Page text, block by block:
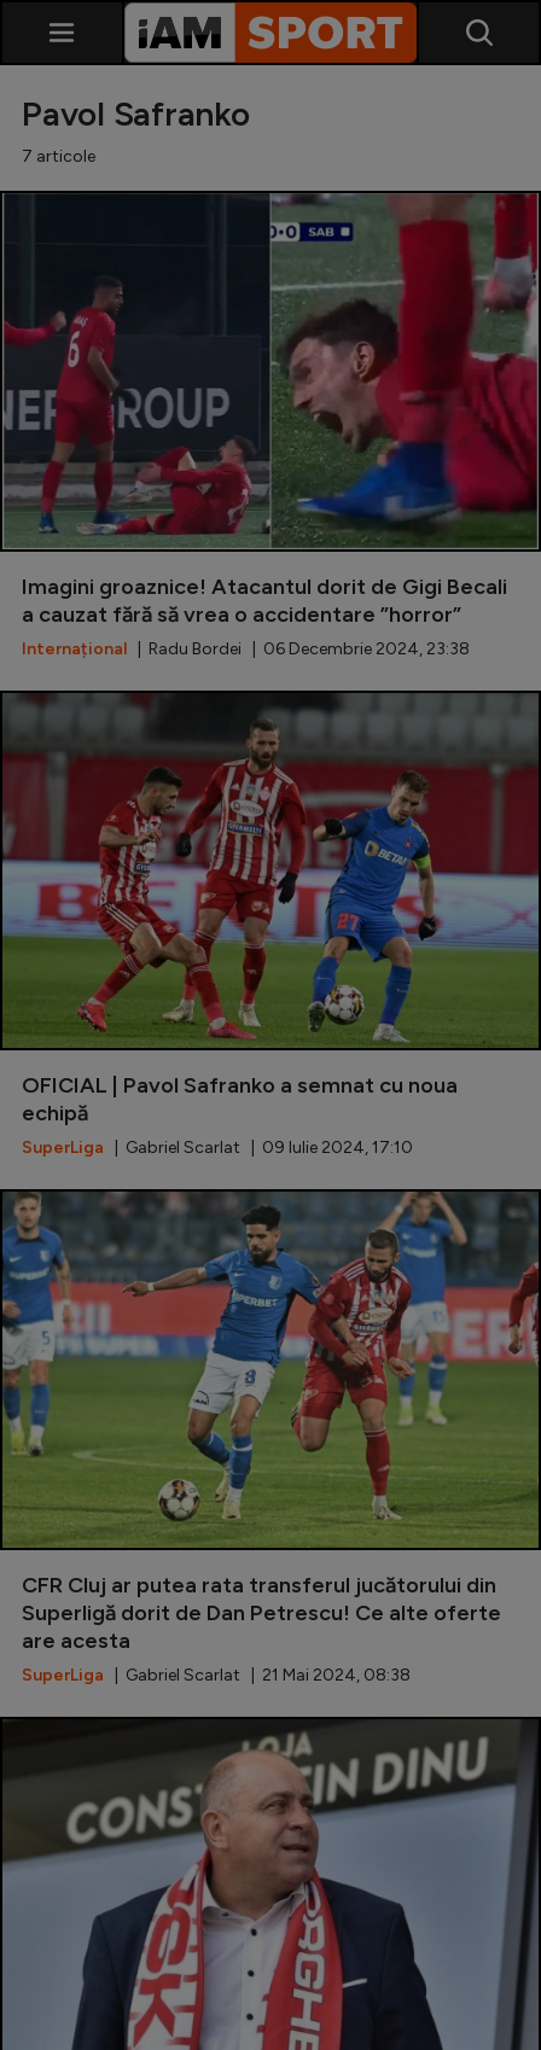
Cupa României
Echipa Națională
U21
Fotbal feminin
Special
Diverse
Clasamente
Champions League
Europa League
Conference League
CM 2026
Premier League
Bundesliga
Ligue 1
Campionate
Starurile fotbalului
EURO 2024
Stranieri
Clasamente
Tenis
Handbal
Gimnastică
Rugby
Ciclism
Alte sporturi
JO 2024
JO 2026
Pavol Safranko
7 articole
Imagini groaznice! Atacantul dorit de Gigi Becali
a cauzat fără să vrea o accidentare ”horror”
Internațional | Radu Bordei | 06 Decembrie 2024, 23:38
OFICIAL | Pavol Safranko a semnat cu noua
echipă
SuperLiga | Gabriel Scarlat | 09 Iulie 2024, 17:10
CFR Cluj ar putea rata transferul jucătorului din
Superligă dorit de Dan Petrescu! Ce alte oferte
are acesta
SuperLiga | Gabriel Scarlat | 21 Mai 2024, 08:38